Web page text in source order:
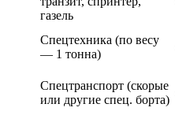
газель
Спецтехника (по весу
— 1 тонна)
Спецтранспорт (скорые
или другие спец. борта)